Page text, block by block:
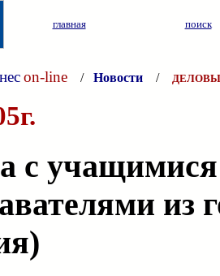
главная поиск
on-line / Новости /
с
из